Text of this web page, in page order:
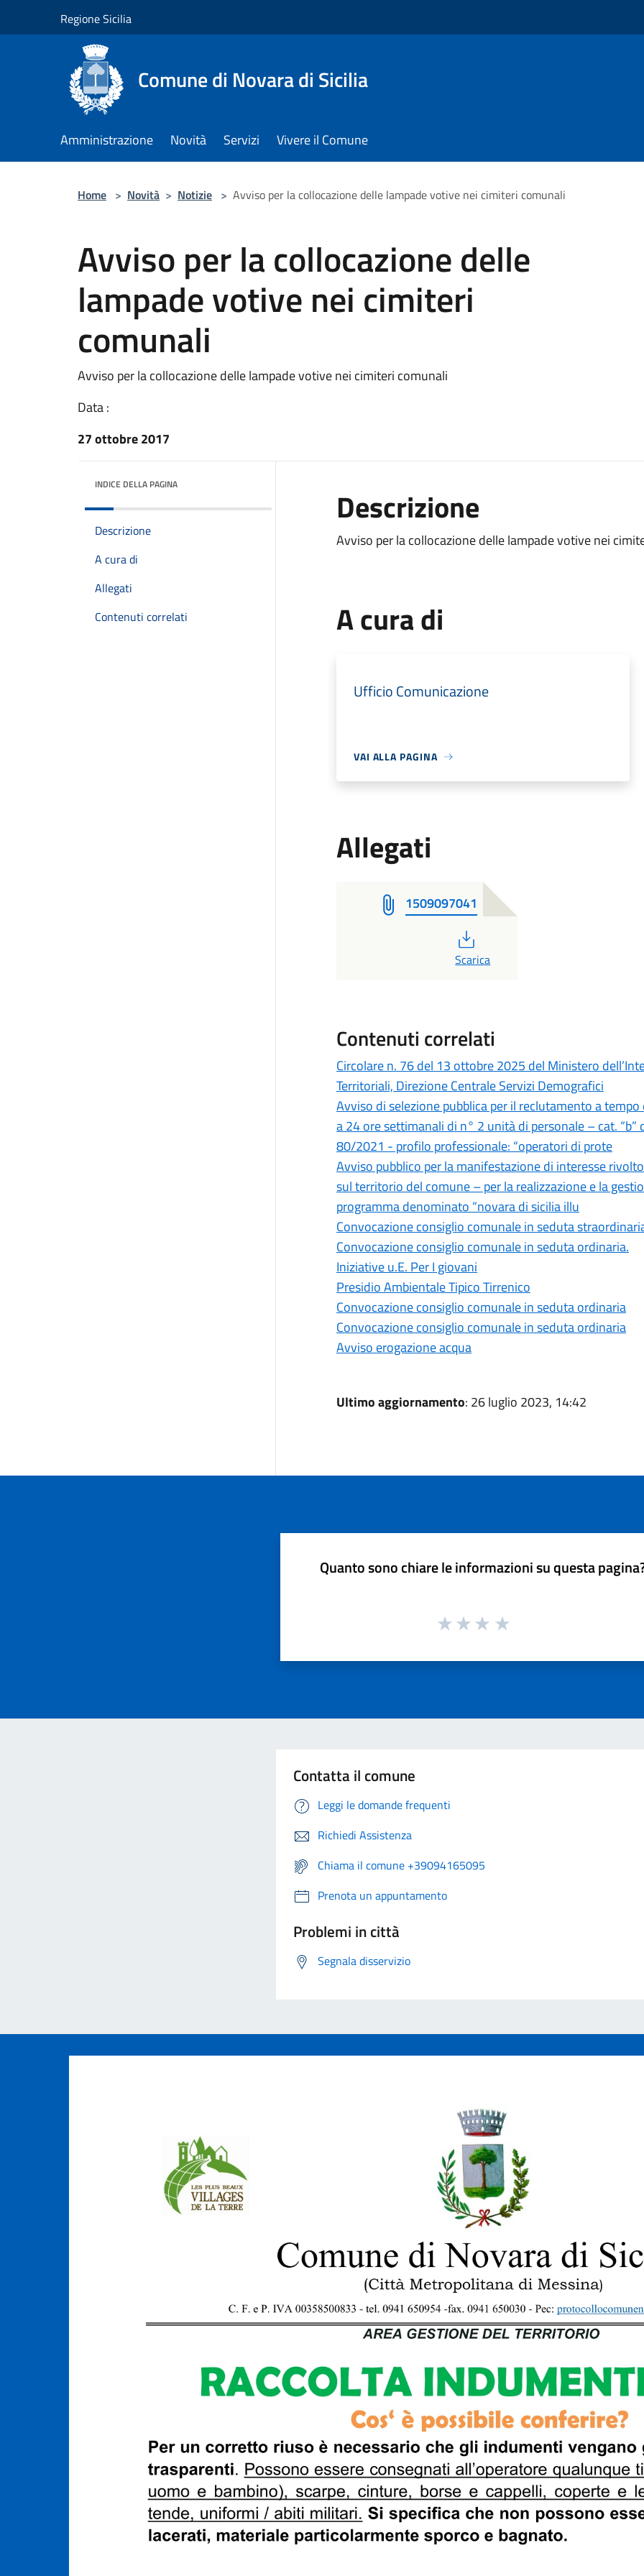
Regione Sicilia
Comune di Novara di Sicilia
Amministrazione Novità Servizi Vivere il Comune
Home > Novità > Notizie > Avviso per la collocazione delle lampade votive nei cimiteri comunali
Avviso per la collocazione delle
lampade votive nei cimiteri
comunali
Avviso per la collocazione delle lampade votive nei cimiteri comunali
Data :
27 ottobre 2017
INDICE DELLA PAGINA
Descrizione
A cura di
Allegati
Contenuti correlati
Descrizione
Avviso per la collocazione delle lampade votive nei
A cura di
Ufficio Comunicazione
VAI ALLA PAGINA
Allegati
1509097041
PDF
Scarica
Contenuti correlati
Circolare n. 76 del 13 ottobre 2025 del Ministero
Territoriali, Direzione Centrale Servizi Demografici
Avviso di selezione pubblica per il reclutamento a
a 24 ore settimanali di n° 2 unità di personale – cat.
80/2021 - profilo professionale: “operatori di prote
Avviso pubblico per la manifestazione di interesse
sul territorio del comune – per la realizzazione e la
programma denominato “novara di sicilia illu
Convocazione consiglio comunale in seduta
Convocazione consiglio comunale in seduta ordinaria.
Iniziative u.E. Per I giovani
Presidio Ambientale Tipico Tirrenico
Convocazione consiglio comunale in seduta ordinaria
Convocazione consiglio comunale in seduta ordinaria
Avviso erogazione acqua
Ultimo aggiornamento: 26 luglio 2023, 14:42
Quanto sono chiare le informazioni su questa
Contatta il comune
Leggi le domande frequenti
Richiedi Assistenza
Chiama il comune +39094165095
Prenota un appuntamento
Problemi in città
Segnala disservizio